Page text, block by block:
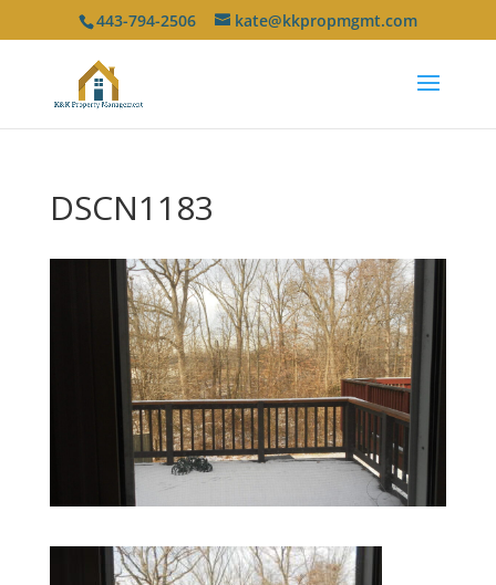
443-794-2506 kate@kkpropmgmt.com
DSCN1183